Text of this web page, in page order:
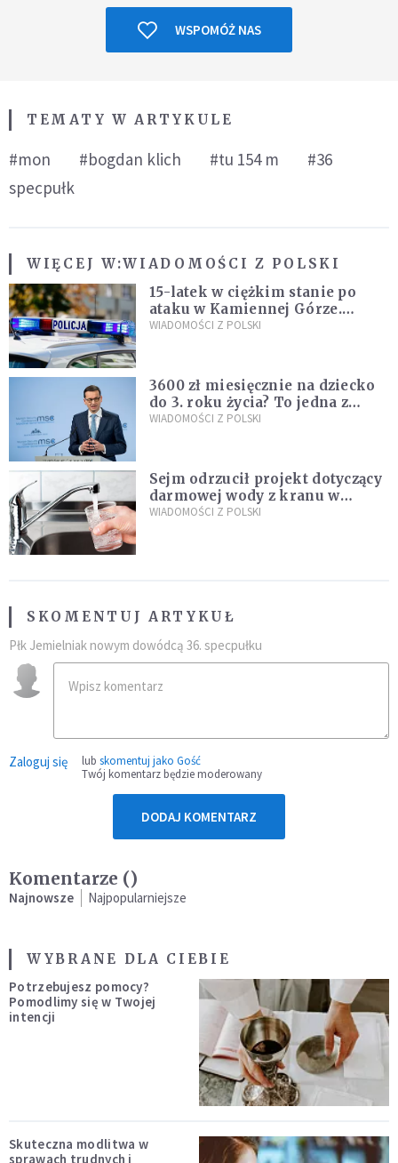
WSPOMÓŻ NAS
TEMATY W ARTYKULE
#mon #bogdan klich #tu 154 m
#36
specpułk
WIĘCEJ W:WIADOMOŚCI Z POLSKI
15-latek w ciężkim stanie po
ataku w Kamiennej Górze.
Policja zatrzymała dwóch
WIADOMOŚCI Z POLSKI
3600 zł miesięcznie na dziecko
do 3. roku życia? To jedna z
propozycji programu "Rozwój
WIADOMOŚCI Z POLSKI
Sejm odrzucił projekt dotyczący
darmowej wody z kranu w
restauracjach
WIADOMOŚCI Z POLSKI
SKOMENTUJ ARTYKUŁ
Płk Jemielniak nowym dowódcą 36. specpułku
Zaloguj się lub skomentuj jako Gość
Twój komentarz będzie moderowany
DODAJ KOMENTARZ
Komentarze ()
Najnowsze Najpopularniejsze
WYBRANE DLA CIEBIE
Potrzebujesz pomocy?
Pomodlimy się w Twojej
intencji
Skuteczna modlitwa w
sprawach trudnych i